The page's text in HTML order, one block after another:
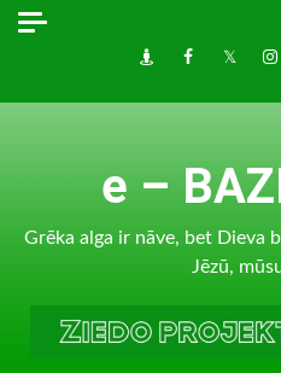
Skip
DraugiemFacebook
Twitter
e –
Grēka alga ir nāve, bet Dieva
Jēzū,